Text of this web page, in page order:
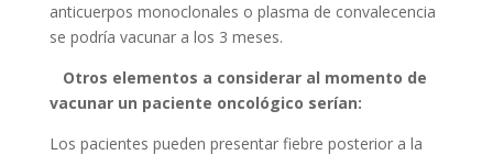
anticuerpos monoclonales o plasma de convalecencia
se podría vacunar a los 3 meses.
Otros elementos a considerar al momento de
vacunar un paciente oncológico serían:
Los pacientes pueden presentar fiebre posterior a la